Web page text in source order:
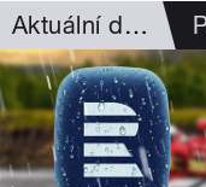
Aktuální dění